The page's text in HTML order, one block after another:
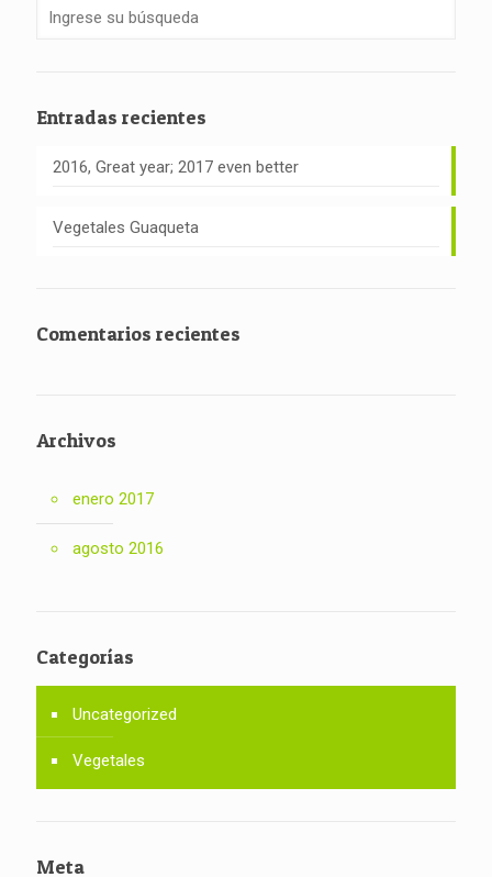
Entradas recientes
2016, Great year; 2017 even better
Vegetales Guaqueta
Comentarios recientes
Archivos
enero 2017
agosto 2016
Categorías
Uncategorized
Vegetales
Meta